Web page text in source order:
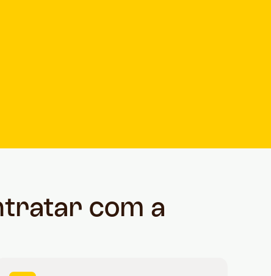
com a